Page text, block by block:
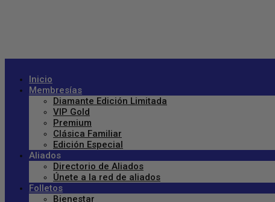
Inicio
Membresías
Diamante Edición Limitada
VIP Gold
Premium
Clásica Familiar
Edición Especial
Aliados
Directorio de Aliados
Únete a la red de aliados
Folletos
Bienestar